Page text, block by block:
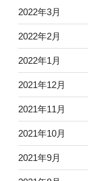
2022年3月
2022年2月
2022年1月
2021年12月
2021年11月
2021年10月
2021年9月